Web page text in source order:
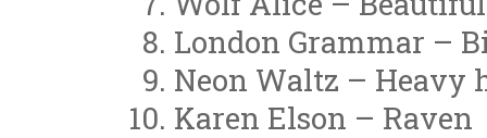
London Grammar –
Neon Waltz – Heavy
Karen Elson – Raven